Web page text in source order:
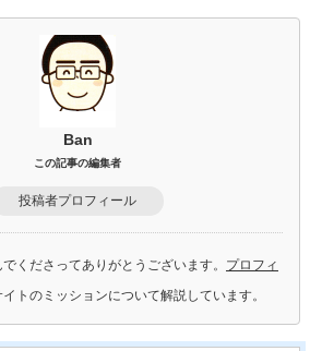
Ban
この記事の編集者
投稿者プロフィール
くださってありがとうございます。 プロフィ
トのミッションについて解説しています。